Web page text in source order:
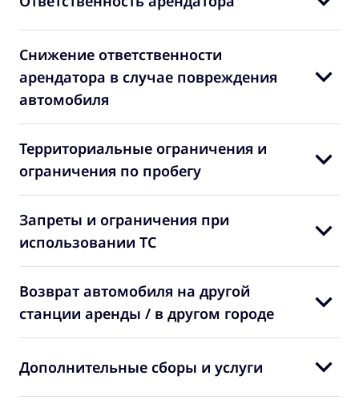
Снижение ответственности
арендатора в случае повреждения
автомобиля
Территориальные ограничения и
ограничения по пробегу
Запреты и ограничения при
использовании ТС
Возврат автомобиля на другой
станции аренды / в другом городе
Дополнительные сборы и услуги